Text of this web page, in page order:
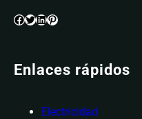
Enlaces rápidos
Electricidad